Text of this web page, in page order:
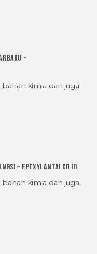
–
bahan kimia dan juga
– EpoxyLantai.co.id
bahan kimia dan juga